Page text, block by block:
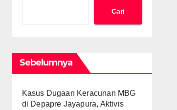
Cari
Sebelumnya
Kasus Dugaan Keracunan MBG
di Depapre Jayapura, Aktivis